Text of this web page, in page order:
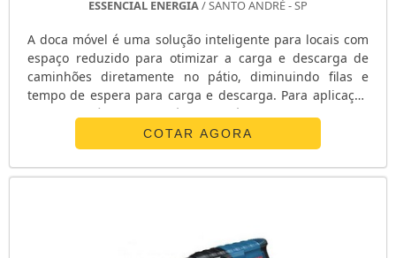
ESSENCIAL ENERGIA/ SANTO ANDRÉ - SP
A doca móvel é uma solução inteligente para locais com
espaço reduzido para otimizar a carga e descarga de
caminhões diretamente no pátio, diminuindo filas e
tempo de espera para carga e descarga. Para aplicação
da Doca móvel estacionária em pátios ou galpões, com
deslocamento manual, para carga e descarga traseira ou
lateral de veículos, caminhões ou semi-reboques; ou
como elevador para vencer obstáculos. Doca móvel é
COTAR AGORA